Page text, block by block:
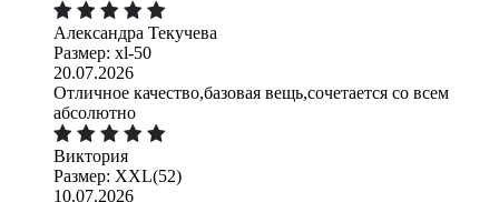
Александра Текучева
Размер: xl-50
20.07.2026
Отличное качество,базовая вещь,сочетается со всем
абсолютно
Виктория
Размер: XXL(52)
10.07.2026